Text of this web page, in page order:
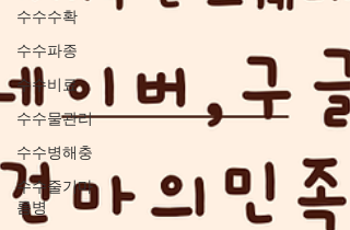
수수수확
수수파종
수수비료
수수물관리
수수병해충
수수줄기마
름병